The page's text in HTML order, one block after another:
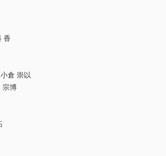
香
倉 崇以
宗博